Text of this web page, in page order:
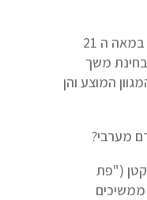
החיים המודרניים-המערביים במאה ה 21
משך
המוצע והן
מערבי?
("פת